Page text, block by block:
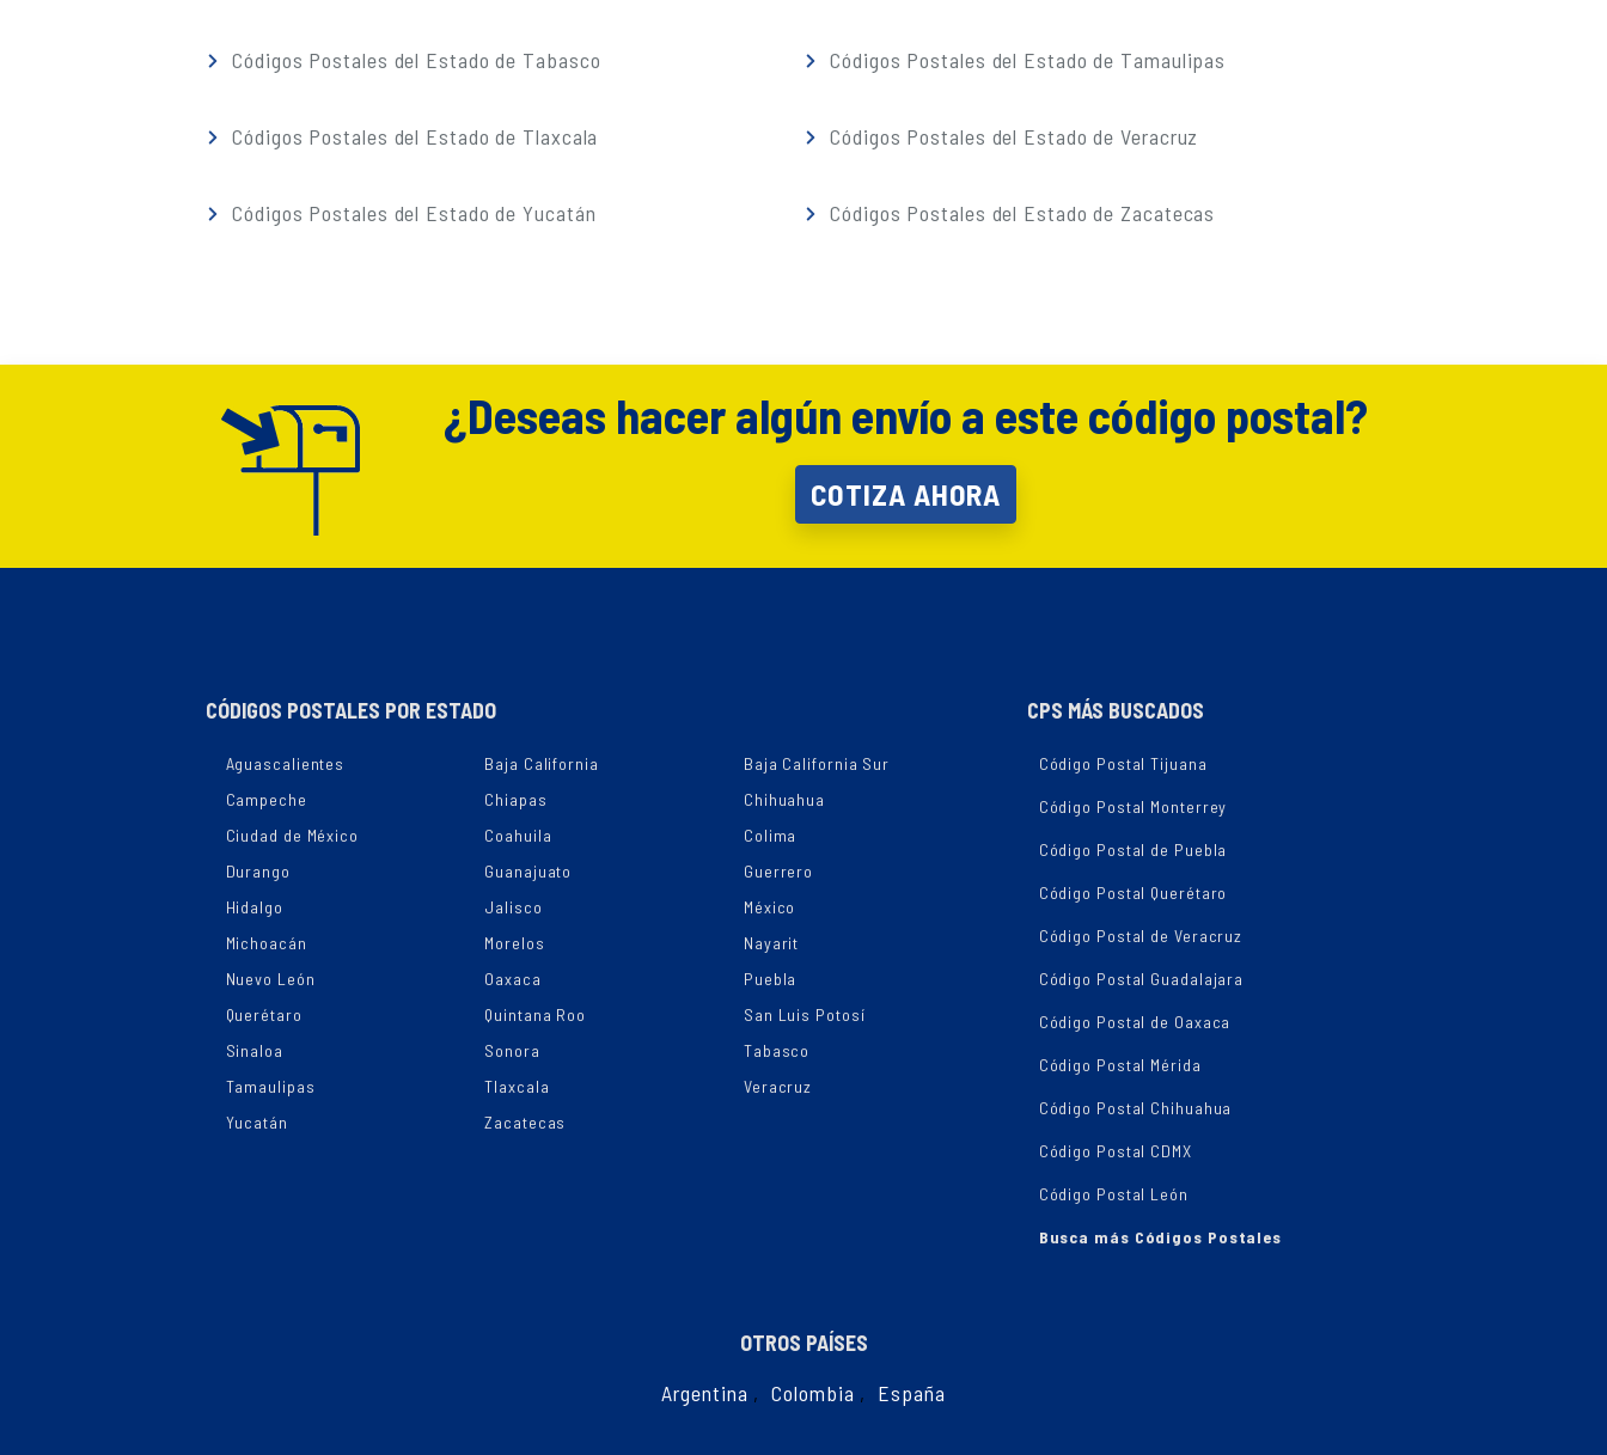
Códigos Postales del Estado de Tabasco Códigos Postales del Estado de Tamaulipas
Códigos Postales del Estado de Tlaxcala Códigos Postales del Estado de Veracruz
Códigos Postales del Estado de Yucatán Códigos Postales del Estado de Zacatecas
¿Deseas hacer algún envío a este código postal?
COTIZA AHORA
CÓDIGOS POSTALES POR ESTADO
Aguascalientes Baja California
Baja California Sur
Campeche
Chiapas
Chihuahua
Ciudad de México
Coahuila
Colima
Durango
Guanajuato
Guerrero
Hidalgo
Jalisco
México
Michoacán
Morelos
Nayarit
Nuevo León
Oaxaca
Puebla
Querétaro
Quintana Roo
San Luis Potosí
Sinaloa
Sonora
Tabasco
Tamaulipas
Tlaxcala
Veracruz
Yucatán
Zacatecas
CPS MÁS BUSCADOS
Código Postal Tijuana
Código Postal Monterrey
Código Postal de Puebla
Código Postal Querétaro
Código Postal de Veracruz
Código Postal Guadalajara
Código Postal de Oaxaca
Código Postal Mérida
Código Postal Chihuahua
Código Postal CDMX
Código Postal León
Busca más Códigos Postales
OTROS PAÍSES
Argentina , Colombia , España